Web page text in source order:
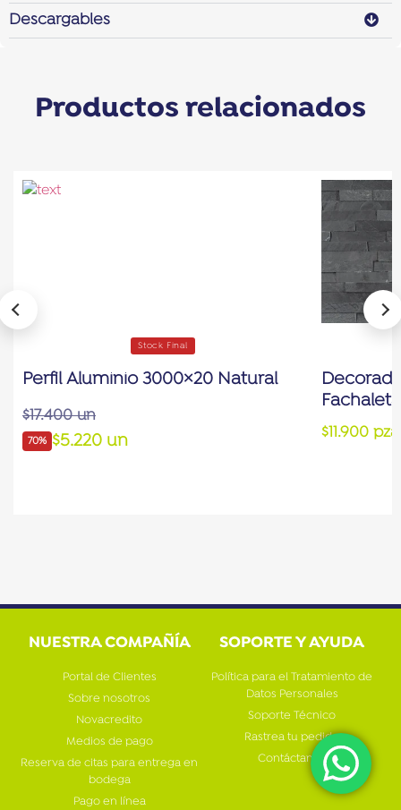
Descargables
Productos relacionados
Stock Final
Perfil Aluminio 3000×20 Natural
$17.400 un
70% $5.220 un $11.900 pza
NUESTRA COMPAÑÍA
Portal de Clientes
Sobre nosotros
Novacredito
Medios de pago
Reserva de citas para entrega en
bodega
Pago en línea
SOPORTE Y AYUDA
Política para el Tratamiento de
Datos Personales
Soporte Técnico
Rastrea tu pedido
Contáctanos